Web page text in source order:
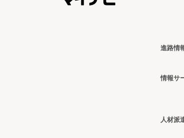
進路情
情報サ
人材派